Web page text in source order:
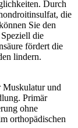
Durch
die
Sie den
die
fördert die
lindern.
Muskulatur und
Primär
ohne
orthopädischen